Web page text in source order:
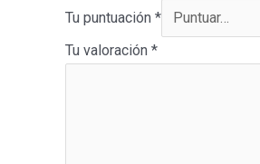
Tu puntuación *
Tu valoración *